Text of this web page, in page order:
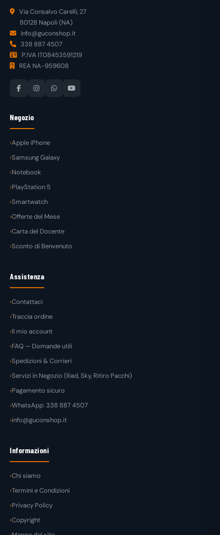
Via Consalvo Carelli, 27
80128 Napoli (NA)
info@guconshop.it
338 887 4507
P.IVA IT08453591219
REA NA-959608
Negozio
Apple iPhone
Samsung Galaxy
Notebook
PlayStation 5
Smartwatch
Offerte del Mese
Carta del Docente
Sconto di Benvenuto
Assistenza
Contattaci
Traccia ordine
Il mio account
FAQ — Domande utili
Spedizioni & Corrieri
Servizi in Negozio (Iliad, Sky, Ritiro Pacchi)
Pagamento sicuro
WhatsApp: 338 887 4507
info@guconshop.it
Informazioni
Chi siamo
Termini e Condizioni
Privacy Policy
Copyright